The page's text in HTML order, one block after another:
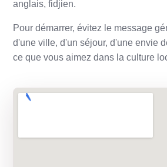
anglais, fidjien.
Pour démarrer, évitez le message
d'une ville, d'un séjour, d'une envie
ce que vous aimez dans la culture